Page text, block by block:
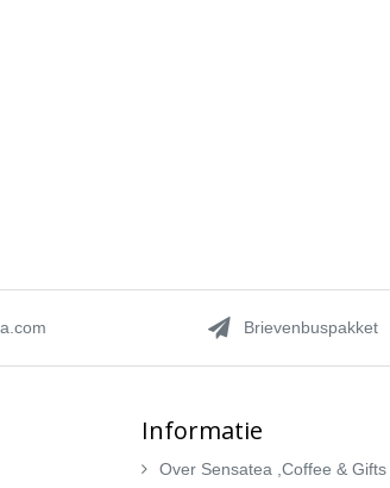
Brievenbuspakket
Informatie
Over Sensatea ,Coffee & Gifts